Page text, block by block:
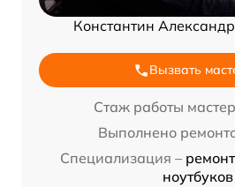
Константин
Вызвать
Стаж работы
Выполнено
Специализация –
ноутбуков